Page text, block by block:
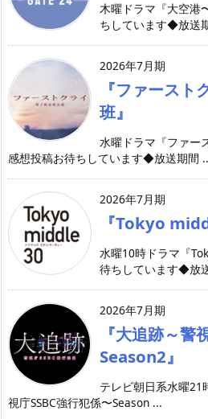
木曜ドラマ『大空港
ちしています◆放送
2026年7月期
『ファースト
班』
水曜ドラマ『ファー
感想投稿お待ちしています◆放送期間
2026年7月期
『Tokyo
水曜10時ドラマ『
待ちしています◆放
2026年7月期
『大追跡～警
Season2』
テレビ朝日系水曜21
視庁SSBC強行犯係〜Season ...